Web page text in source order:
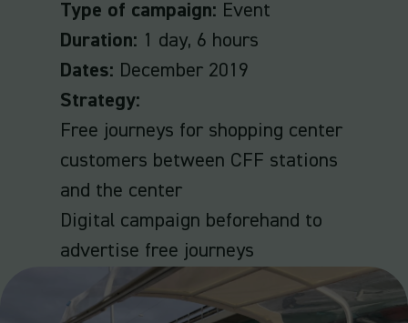
Type of campaign: Event
Duration: 1 day, 6 hours
Dates: December 2019
Strategy:
Free journeys for shopping center
customers between CFF stations
and the center
Digital campaign beforehand to
advertise free journeys